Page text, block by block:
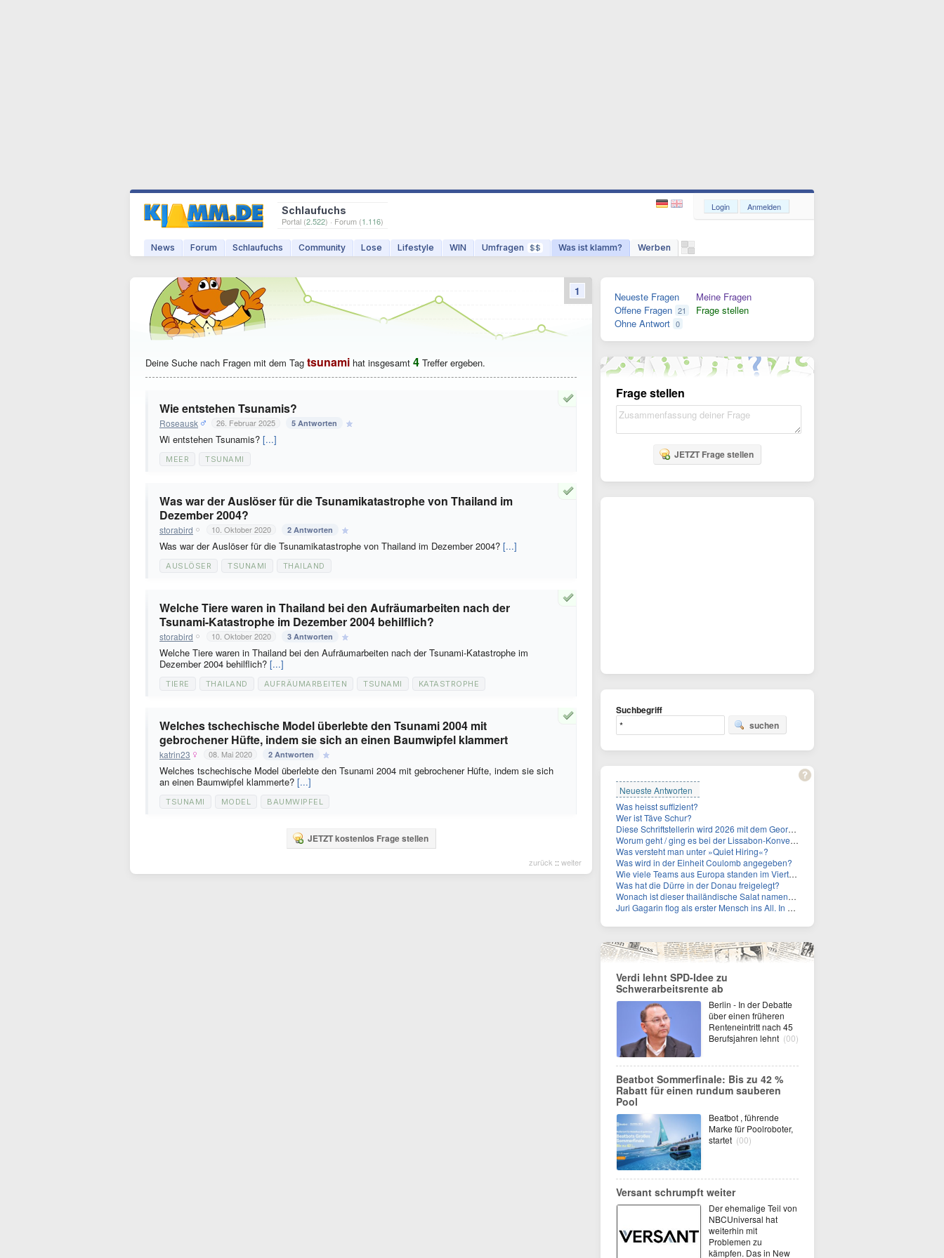
Schlaufuchs
Portal (2.522) · Forum (1.116)
News Forum Schlaufuchs Community Lose Lifestyle WIN Umfragen $$ Was ist klamm? Werben
Login Anmelden
Deine Suche nach Fragen mit dem Tag tsunami hat insgesamt 4 Treffer ergeben.
Wie entstehen Tsunamis?
Roseausk 26. Februar 2025 5 Antworten
Wi entstehen Tsunamis? [...]
MEER TSUNAMI
Was war der Auslöser für die Tsunamikatastrophe von Thailand im
Dezember 2004?
storabird 10. Oktober 2020 2 Antworten
Was war der Auslöser für die Tsunamikatastrophe von Thailand im Dezember 2004? [...]
AUSLÖSER TSUNAMI THAILAND
Welche Tiere waren in Thailand bei den Aufräumarbeiten nach der
Tsunami-Katastrophe im Dezember 2004 behilflich?
storabird 10. Oktober 2020 3 Antworten
Welche Tiere waren in Thailand bei den Aufräumarbeiten nach der Tsunami-Katastrophe im
Dezember 2004 behilflich? [...]
TIERE THAILAND AUFRÄUMARBEITEN TSUNAMI KATASTROPHE
Welches tschechische Model überlebte den Tsunami 2004 mit
gebrochener Hüfte, indem sie sich an einen Baumwipfel klammert
katrin23 08. Mai 2020 2 Antworten
Welches tschechische Model überlebte den Tsunami 2004 mit gebrochener Hüfte, indem sie sich
an einen Baumwipfel klammerte? [...]
TSUNAMI MODEL BAUMWIPFEL
JETZT kostenlos Frage stellen
zurück :: weiter
1
Neueste Fragen
Offene Fragen 21
Ohne Antwort 0
Meine Fragen
Frage stellen
Frage stellen
JETZT Frage stellen
Suchbegriff
suchen
Neueste Antworten
Was heisst suffizient?
Wer ist Täve Schur?
Diese Schriftstellerin wird 2026 mit dem Georg-Büchner-Preis ausgezeichnet. Wie heißt sie?
Worum geht / ging es bei der Lissabon-Konvention?
Was versteht man unter »Quiet Hiring«?
Was wird in der Einheit Coulomb angegeben?
Wie viele Teams aus Europa standen im Viertelfinale der Fußball-WM 2026 in Mexiko, den USA und Kanada?
Was hat die Dürre in der Donau freigelegt?
Wonach ist dieser thailändische Salat namens Nam Tok benannt?
Juri Gagarin flog als erster Mensch ins All. In welchem Jahr?
Verdi lehnt SPD-Idee zu
Schwerarbeitsrente ab
Berlin - In der Debatte
über einen früheren
Renteneintritt nach 45
Berufsjahren lehnt (00)
Beatbot Sommerfinale: Bis zu 42 %
Rabatt für einen rundum sauberen
Pool
Beatbot , führende
Marke für Poolroboter,
startet (00)
Versant schrumpft weiter
Der ehemalige Teil von
NBCUniversal hat
weiterhin mit
Problemen zu
kämpfen. Das in New